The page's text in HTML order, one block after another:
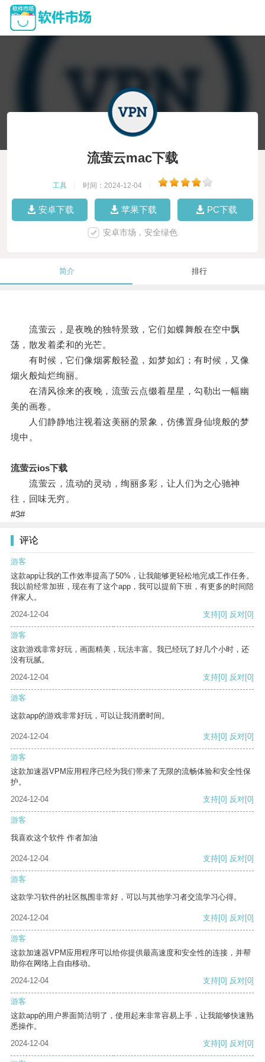
流萤云mac下载
工具 时间：2024-12-04
安卓下载 苹果下载 PC下载
安卓市场，安全绿色
简介 排行
流萤云，是夜晚的独特景致，它们如蝶舞般在空中飘
荡，散发着柔和的光芒。
有时候，它们像烟雾般轻盈，如梦如幻；有时候，又像
烟火般灿烂绚丽。
在清风徐来的夜晚，流萤云点缀着星星，勾勒出一幅幽
美的画卷。
人们静静地注视着这美丽的景象，仿佛置身仙境般的梦
境中。
流萤云ios下载
流萤云，流动的灵动，绚丽多彩，让人们为之心驰神
往，回味无穷。
#3#
评论
游客
这款app让我的工作效率提高了50%，让我能够更轻松地完成工作任务。
我以前经常加班，现在有了这个app，我可以提前下班，有更多的时间陪
伴家人。
2024-12-04
支持[0] 反对[0]
游客
这款游戏非常好玩，画面精美，玩法丰富。我已经玩了好几个小时，还
没有玩腻。
2024-12-04
支持[0] 反对[0]
游客
这款app的游戏非常好玩，可以让我消磨时间。
2024-12-04 支持[0] 反对[0]
游客
这款加速器VPM应用程序已经为我们带来了无限的流畅体验和安全性保
护。
2024-12-04
支持[0] 反对[0]
游客
我喜欢这个软件 作者加油
2024-12-04 支持[0] 反对[0]
游客
这款学习软件的社区氛围非常好，可以与其他学习者交流学习心得。
2024-12-04 支持[0] 反对[0]
游客
这款加速器VPM应用程序可以给你提供最高速度和安全性的连接，并帮
助你在网络上自由移动。
2024-12-04
支持[0] 反对[0]
游客
这款app的用户界面简洁明了，使用起来非常容易上手，让我能够快速熟
悉操作。
2024-12-04
支持[0] 反对[0]